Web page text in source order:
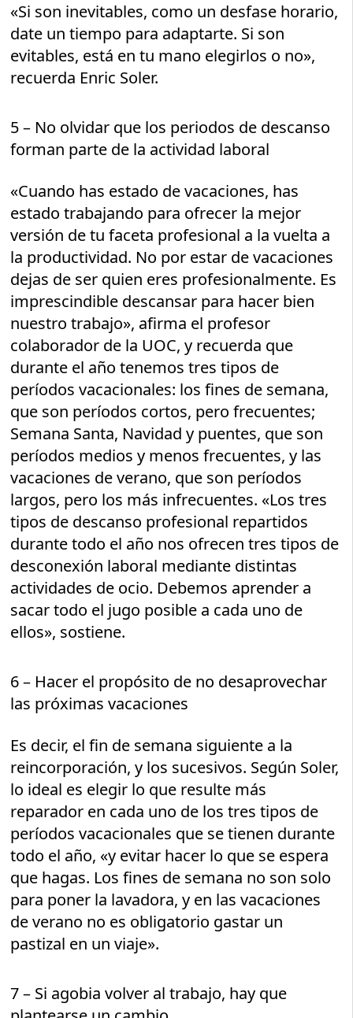
«Si son inevitables, como un desfase horario,
date un tiempo para adaptarte. Si son
evitables, está en tu mano elegirlos o no»,
recuerda Enric Soler.
5 – No olvidar que los periodos de descanso
forman parte de la actividad laboral
«Cuando has estado de vacaciones, has
estado trabajando para ofrecer la mejor
versión de tu faceta profesional a la vuelta a
la productividad. No por estar de vacaciones
dejas de ser quien eres profesionalmente. Es
imprescindible descansar para hacer bien
nuestro trabajo», afirma el profesor
colaborador de la UOC, y recuerda que
durante el año tenemos tres tipos de
períodos vacacionales: los fines de semana,
que son períodos cortos, pero frecuentes;
Semana Santa, Navidad y puentes, que son
períodos medios y menos frecuentes, y las
vacaciones de verano, que son períodos
largos, pero los más infrecuentes. «Los tres
tipos de descanso profesional repartidos
durante todo el año nos ofrecen tres tipos de
desconexión laboral mediante distintas
actividades de ocio. Debemos aprender a
sacar todo el jugo posible a cada uno de
ellos», sostiene.
6 – Hacer el propósito de no desaprovechar
las próximas vacaciones
Es decir, el fin de semana siguiente a la
reincorporación, y los sucesivos. Según Soler,
lo ideal es elegir lo que resulte más
reparador en cada uno de los tres tipos de
períodos vacacionales que se tienen durante
todo el año, «y evitar hacer lo que se espera
que hagas. Los fines de semana no son solo
para poner la lavadora, y en las vacaciones
de verano no es obligatorio gastar un
pastizal en un viaje».
7 – Si agobia volver al trabajo, hay que